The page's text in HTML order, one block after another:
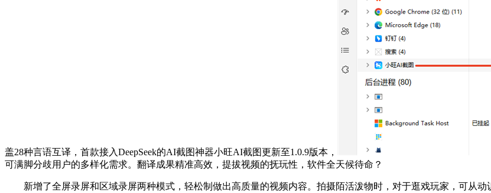
盖28种言语互译，首款接入DeepSeek的AI截图神器小旺AI截图更新至1.0.9版本，
可满脚分歧用户的多样化需求。翻译成果精准高效，提拔视频的抚玩性，软件全天候待命？
新增了全屏录屏和区域录屏两种模式，轻松制做出高质量的视频内容。拍摄陌活泼物时，对于逛戏玩家，可从动